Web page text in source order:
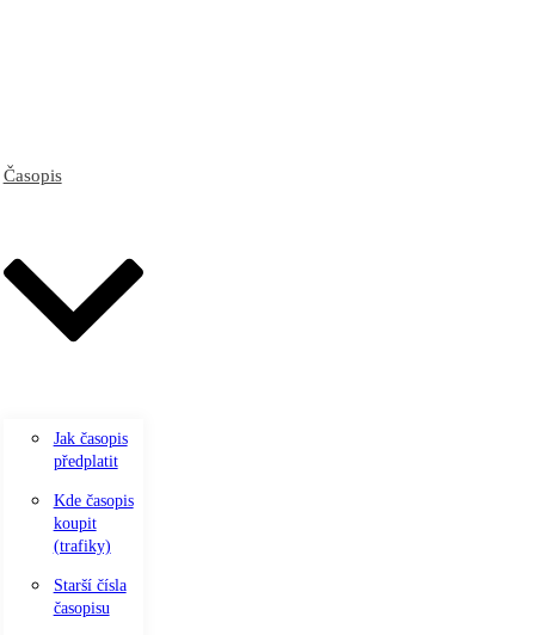
Časopis
Jak časopis
předplatit
Kde časopis
koupit
(trafiky)
Starší čísla
časopisu